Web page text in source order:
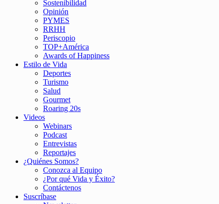
Sostenibilidad
Opinión
PYMES
RRHH
Periscopio
TOP+América
Awards of Happiness
Estilo de Vida
Deportes
Turismo
Salud
Gourmet
Roaring 20s
Videos
Webinars
Podcast
Entrevistas
Reportajes
¿Quiénes Somos?
Conozca al Equipo
¿Por qué Vida y Éxito?
Contáctenos
Suscríbase